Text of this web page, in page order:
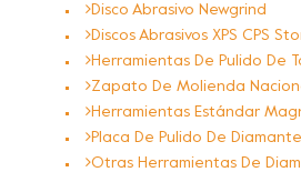
Disco Abrasivo Newgrind
Discos Abrasivos XPS CPS
Herramientas De Pulido De
Zapato De Molienda
Herramientas Estándar
Placa De Pulido De Diamante
Otras Herramientas De